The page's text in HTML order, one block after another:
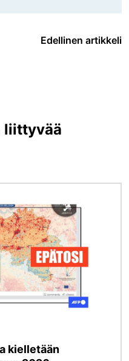
Edellinen artikkeli
liittyvää
kielletään